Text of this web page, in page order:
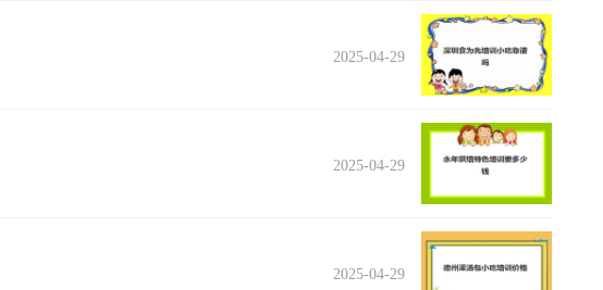
2025-04-29
2025-04-29
2025-04-29